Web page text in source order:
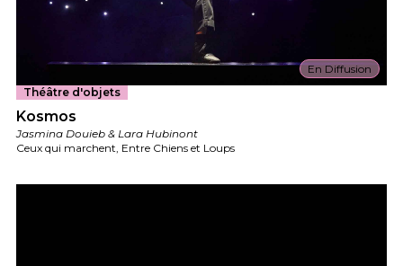
En Diffusion
Théâtre d'objets
Kosmos
Jasmina Douieb & Lara Hubinont
Ceux qui marchent, Entre Chiens et Loups